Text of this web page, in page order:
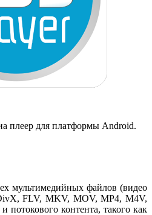
плеер для платформы Android.
мультимедийных файлов (видео
FLV, MKV, MOV, MP4, M4V,
контента, такого как